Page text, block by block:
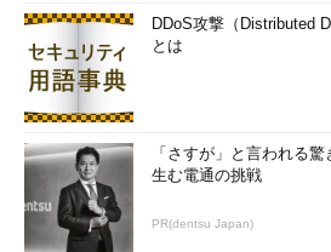
DDoS攻撃（Distributed
とは
「さすが」と言われる
生む電通の挑戦
PR(dentsu Japan)